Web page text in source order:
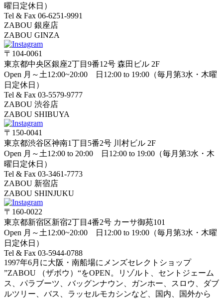
曜日定休日）
Tel & Fax 06-6251-9991
ZABOU 銀座店
ZABOU GINZA
〒104-0061
東京都中央区銀座2丁目9番12号 森田ビル 2F
Open 月～土12:00~20:00 日12:00 to 19:00（毎月第3水・木曜
日定休日）
Tel & Fax 03-5579-9777
ZABOU 渋谷店
ZABOU SHIBUYA
〒150-0041
東京都渋谷区神南1丁目5番2号 川村ビル 2F
Open 月～土12:00 to 20:00 日12:00 to 19:00（毎月第3水・木
曜日定休日）
Tel & Fax 03-3461-7773
ZABOU 新宿店
ZABOU SHINJUKU
〒160-0022
東京都新宿区新宿2丁目4番2号 カーサ御苑101
Open 月～土12:00~20:00 日12:00 to 19:00（毎月第3水・木曜
日定休日）
Tel & Fax 03-5944-0788
1997年6月に大阪・南船場にメンズセレクトショップ
”ZABOU （ザボウ）“をOPEN。リゾルト、セントジェーム
ス、パラブーツ、バッグンナウン、ガンホー、スロウ、ダブ
ルツリー、バス、ラッセルモカシンなど、国内、国外から